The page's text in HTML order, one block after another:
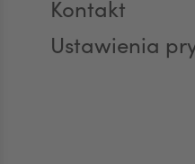
Kontakt
Ustawienia